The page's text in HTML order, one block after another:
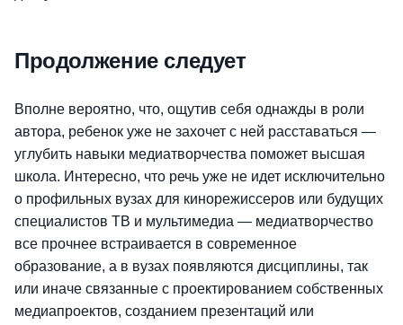
Продолжение следует
Вполне вероятно, что, ощутив себя однажды в роли
автора, ребенок уже не захочет с ней расставаться —
углубить навыки медиатворчества поможет высшая
школа. Интересно, что речь уже не идет исключительно
о профильных вузах для кинорежиссеров или будущих
специалистов ТВ и мультимедиа — медиатворчество
все прочнее встраивается в современное
образование, а в вузах появляются дисциплины, так
или иначе связанные с проектированием собственных
медиапроектов, созданием презентаций или